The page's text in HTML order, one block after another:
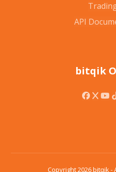
API
bitqik
Copyright 2026 bitqik -